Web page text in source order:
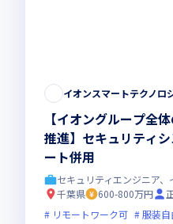
イオンスマートテクノロ
【イオングループ全
推進】セキュリティ
ート併用
セキュリティエンジニア
千葉県
600-800万円
リモートワーク可
服装自